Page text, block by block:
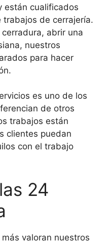
están cualificados
de cerrajería.
abrir una
nuestros
para hacer
es uno de los
de otros
trabajos están
clientes puedan
con el trabajo
24
valoran nuestros